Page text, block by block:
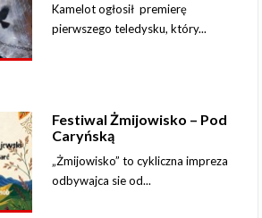
Kamelot ogłosił premierę
pierwszego teledysku, który...
Festiwal Żmijowisko – Pod
Caryńską
„Żmijowisko” to cykliczna impreza
odbywajca sie od...